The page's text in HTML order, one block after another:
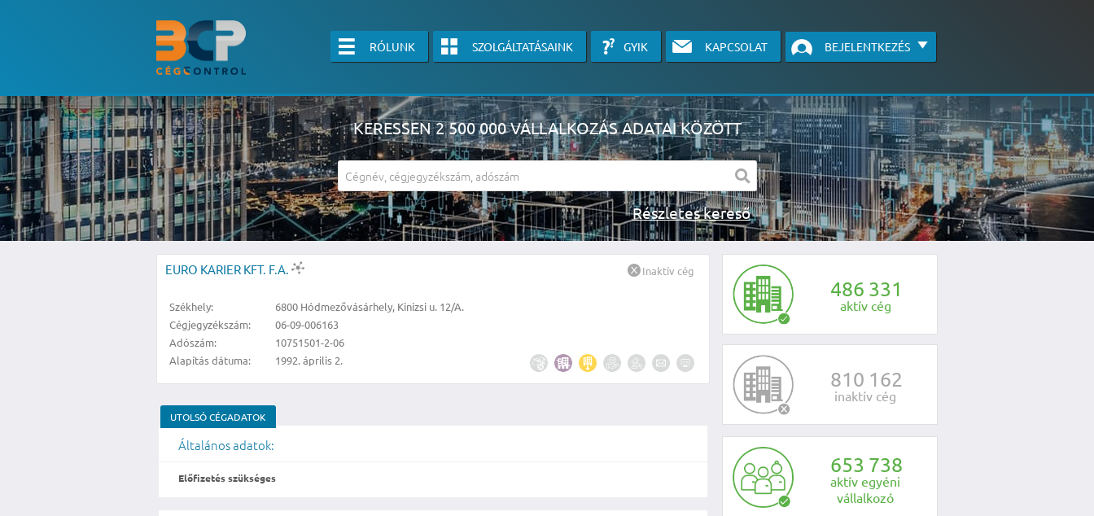
RÓLUNK SZOLGÁLTATÁSAINK GYIK KAPCSOLAT BEJELENTKEZÉS
KERESSEN 2 500 000 VÁLLALKOZÁS ADATAI KÖZÖTT
Részletes kereső
A részletes kereső csak belépett felhasználók számára érhető el, használatához kérjük jelentkezzen be, vagy vegye fel velünk a kapcsolatot az alábbi
KÉRJEN INGYENES ÁRAJÁNLATOT IDE KATTINTVA!
486 331
aktív cég
810 162
inaktív cég
653 738
aktív egyéni
vállalkozó
EURO KARIER KFT. F.A.
Székhely:
6800 Hódmezővásárhely, Kinizsi u. 12/A.
Cégjegyzékszám:
06-09-006163
Adószám:
10751501-2-06
Alapítás dátuma:
1992. április 2.
Inaktív cég
UTOLSÓ CÉGADATOK
Általános adatok:
Előfizetés szükséges